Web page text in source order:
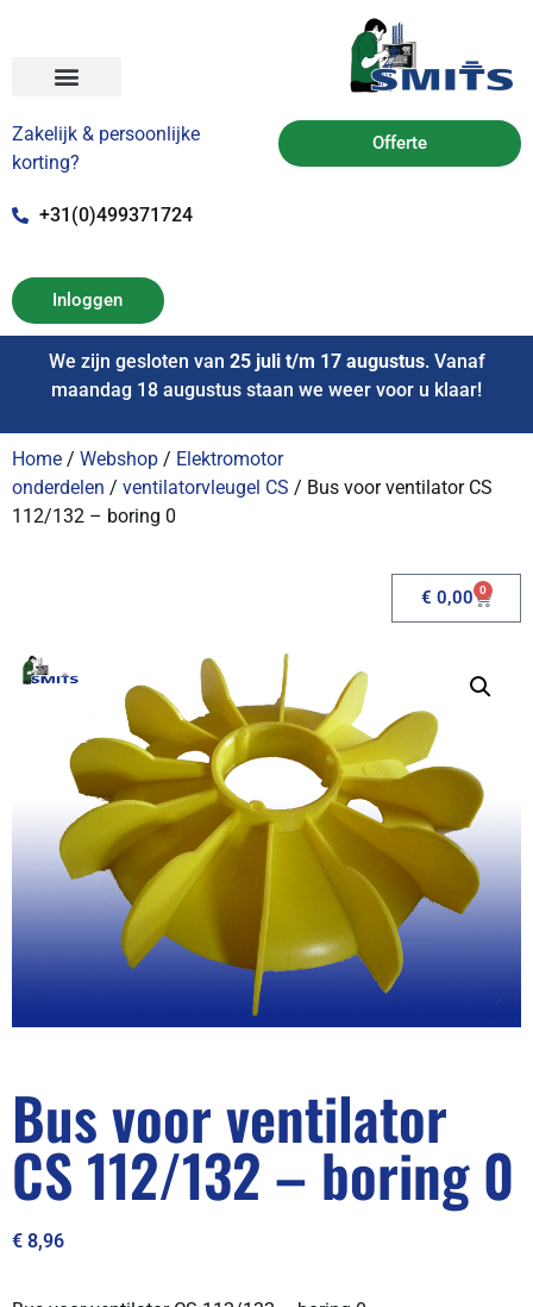
Zakelijk & persoonlijke
korting?
+31(0)499371724
Offerte
Inloggen
We zijn gesloten van 25 juli t/m 17 augustus. Vanaf
maandag 18 augustus staan we weer voor u klaar!
Home / Webshop / Elektromotor
onderdelen / ventilatorvleugel CS / Bus voor ventilator CS
112/132 – boring 0
€ 0,00 0
Bus voor ventilator
CS 112/132 – boring 0
€ 8,96